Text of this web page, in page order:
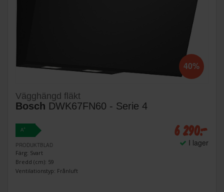
40%
Vägghängd fläkt
Bosch DWK67FN60 - Serie 4
A+
PRODUKTBLAD
Färg: Svart
Bredd (cm): 59
Ventilationstyp: Frånluft
6 290:-
I lager